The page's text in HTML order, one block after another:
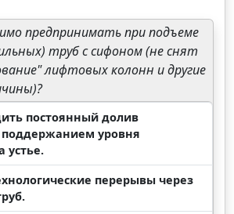
предпринимать при подъеме
труб с сифоном (не снят
лифтовых колонн и другие
постоянный долив
уровня
устье.
перерывы через